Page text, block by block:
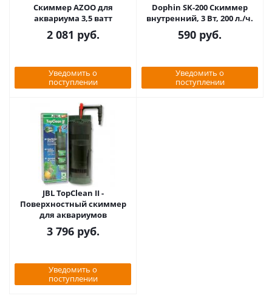
Скиммер AZOO для
аквариума 3,5 ватт
2 081 руб.
Уведомить о
поступлении
Dophin SK-200 Скиммер
внутренний, 3 Вт, 200 л./ч.
590 руб.
Уведомить о
поступлении
JBL TopClean II -
Поверхностный скиммер
для аквариумов
3 796руб.
Уведомить о
поступлении